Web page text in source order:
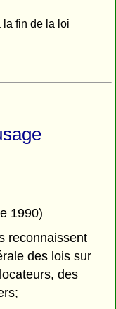
la fin de la loi
1990)
reconnaissent
des lois sur
des